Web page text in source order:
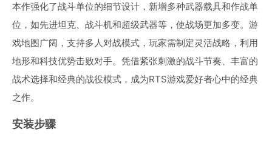
本作强化了战斗单位的细节设计，新增多种武器载具和作战单
位，如先进坦克、战斗机和超级武器等，使战场更加多变。游
戏地图广阔，支持多人对战模式，玩家需制定灵活战略，利用
地形和科技优势击败对手。凭借紧张刺激的战斗节奏、丰富的
战术选择和经典的战役模式，成为RTS游戏爱好者心中的经典
之作。
安装步骤